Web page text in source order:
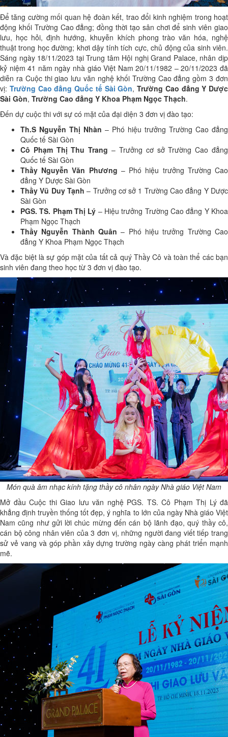
Để tăng cường mối quan hệ đoàn kết, trao đổi kinh nghiệm trong hoạt
động khối Trường Cao đẳng; đồng thời tạo sân chơi để sinh viên giao
lưu, học hỏi, định hướng, khuyễn khích phong trào văn hóa, nghệ
thuật trong học đường; khơi dậy tính tích cực, chủ động của sinh viên.
Sáng ngày 18/11/2023 tại Trung tâm Hội nghị Grand Palace, nhân dịp
kỷ niệm 41 năm ngày nhà giáo Việt Nam 20/11/1982 – 20/11/2023 đã
diễn ra Cuộc thi giao lưu văn nghệ khối Trường Cao đẳng gồm 3 đơn
vị: Trường Cao đẳng Quốc tế Sài Gòn, Trường Cao đẳng Y Dược
Sài Gòn, Trường Cao đẳng Y Khoa Phạm Ngọc Thạch.
Đến dự cuộc thi với sự có mặt của đại diện 3 đơn vị đào tạo:
Th.S Nguyễn Thị Nhàn – Phó hiệu trưởng Trường Cao đẳng
Quốc tế Sài Gòn
Cô Phạm Thị Thu Trang – Trưởng cơ sở Trường Cao đẳng
Quốc tế Sài Gòn
Thầy Nguyễn Văn Phương – Phó hiệu trưởng Trường Cao
đẳng Y Dược Sài Gòn
Thầy Vũ Duy Tạnh – Trưởng cơ sở 1 Trường Cao đẳng Y Dược
Sài Gòn
PGS. TS. Phạm Thị Lý – Hiệu trưởng Trường Cao đẳng Y Khoa
Phạm Ngọc Thạch
Thầy Nguyễn Thành Quân – Phó hiệu trưởng Trường Cao
đẳng Y Khoa Phạm Ngọc Thạch
Và đặc biệt là sự góp mặt của tất cả quý Thầy Cô và toàn thể các bạn
sinh viên đang theo học từ 3 đơn vị đào tạo.
Món quà âm nhạc kính tặng thầy cô nhân ngày Nhà giáo Việt Nam
Mở đầu Cuộc thi Giao lưu văn nghệ PGS. TS. Cô Phạm Thị Lý đã
khẳng định truyền thống tốt đẹp, ý nghĩa to lớn của ngày Nhà giáo Việt
Nam cũng như gửi lời chúc mừng đến cán bộ lãnh đạo, quý thầy cô,
cán bộ công nhân viên của 3 đơn vị, những người đang viết tiếp trang
sử vẻ vang và góp phần xây dựng trường ngày càng phát triển mạnh
mẽ.